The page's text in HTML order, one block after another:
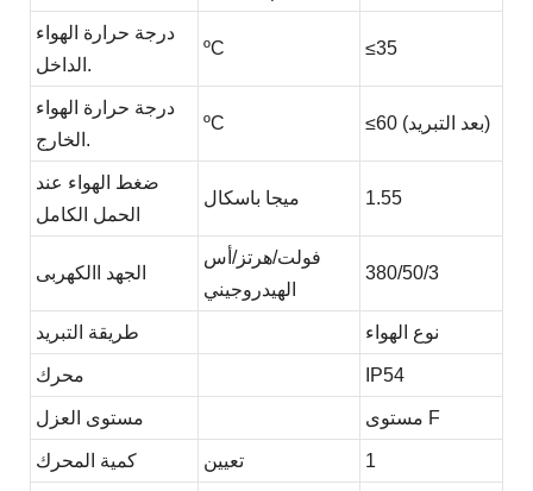
درجة حرارة الهواء
الداخل.
ºC ≤35
درجة حرارة الهواء
الخارج.
ºC ≤60 (بعد التبريد)
ضغط الهواء عند
الحمل الكامل
ميجا باسكال 1.55
الجهد االكهربى
فولت/هرتز/أس
الهيدروجيني
380/50/3
طريقة التبريد نوع الهواء
محرك IP54
مستوى العزل مستوى F
كمية المحرك تعيين 1